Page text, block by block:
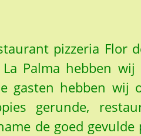
pizzeria Flor
Palma hebben
gasten hebben wij
gerunde,
de goed gevulde